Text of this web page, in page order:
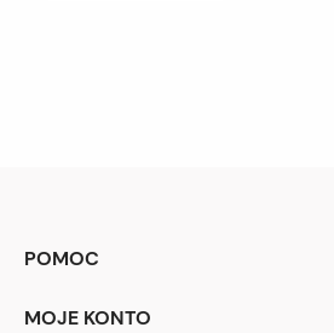
POMOC
MOJE KONTO